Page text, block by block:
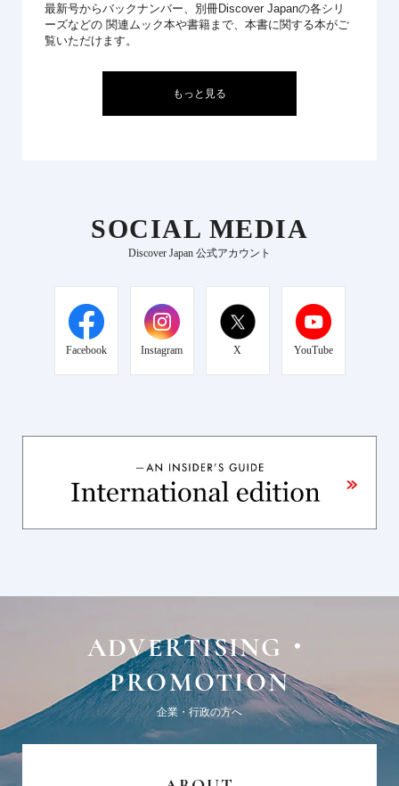
最新号からバックナンバー、別冊Discover Japanの各シリ
ーズなどの 関連ムック本や書籍まで、本書に関する本がご
覧いただけます。
もっと見る
SOCIAL MEDIA
Discover Japan 公式アカウント
Facebook Instagram X YouTube
ADVERTISING・
PROMOTION
企業・行政の方へ